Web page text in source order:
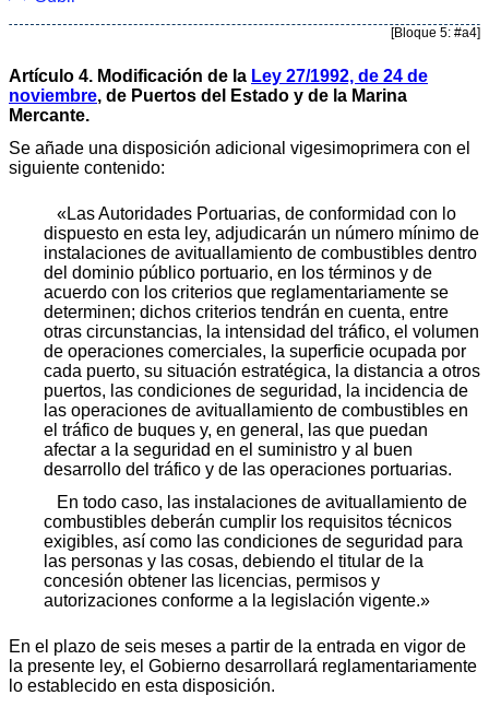
[Bloque 5: #a4]
Artículo 4. Modificación de la Ley 27/1992, de 24 de
noviembre, de Puertos del Estado y de la Marina
Mercante.
Se añade una disposición adicional vigesimoprimera con el
siguiente contenido:
«Las Autoridades Portuarias, de conformidad con lo
dispuesto en esta ley, adjudicarán un número mínimo de
instalaciones de avituallamiento de combustibles dentro
del dominio público portuario, en los términos y de
acuerdo con los criterios que reglamentariamente se
determinen; dichos criterios tendrán en cuenta, entre
otras circunstancias, la intensidad del tráfico, el volumen
de operaciones comerciales, la superficie ocupada por
cada puerto, su situación estratégica, la distancia a otros
puertos, las condiciones de seguridad, la incidencia de
las operaciones de avituallamiento de combustibles en
el tráfico de buques y, en general, las que puedan
afectar a la seguridad en el suministro y al buen
desarrollo del tráfico y de las operaciones portuarias.
En todo caso, las instalaciones de avituallamiento de
combustibles deberán cumplir los requisitos técnicos
exigibles, así como las condiciones de seguridad para
las personas y las cosas, debiendo el titular de la
concesión obtener las licencias, permisos y
autorizaciones conforme a la legislación vigente.»
En el plazo de seis meses a partir de la entrada en vigor de
la presente ley, el Gobierno desarrollará reglamentariamente
lo establecido en esta disposición.